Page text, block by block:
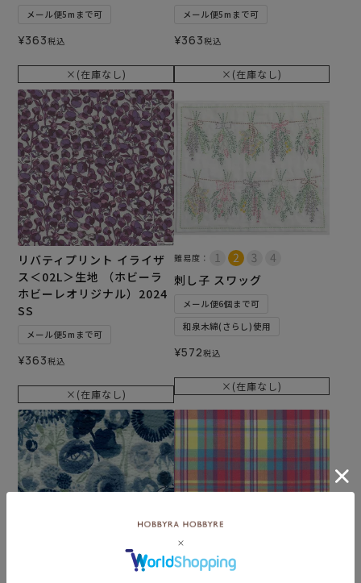
メール便5mまで可
¥363税込
×(在庫なし)
メール便5mまで可
¥363税込
×(在庫なし)
リバティプリント イライザ
ス＜02L＞生地 （ホビーラ
ホビーレオリジナル）2024
SS
メール便5mまで可
¥363税込
×(在庫なし)
難易度：
刺し子 スワッグ
メール便6個まで可
和泉木綿(さらし)使用
¥572税込
×(在庫なし)